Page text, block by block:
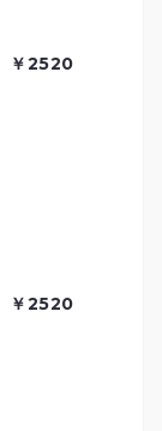
￥2520
￥2520